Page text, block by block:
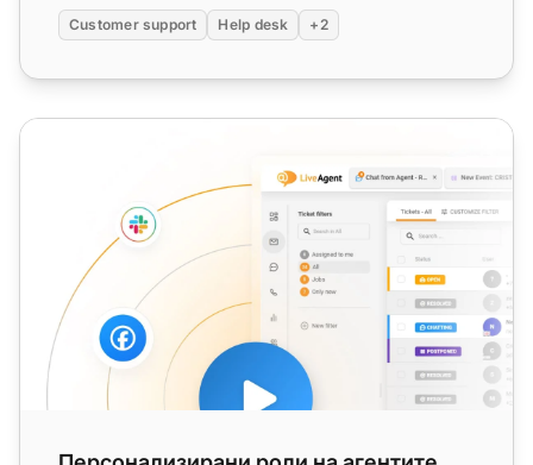
Customer support Help desk +2
Персонализирани роли на агентите